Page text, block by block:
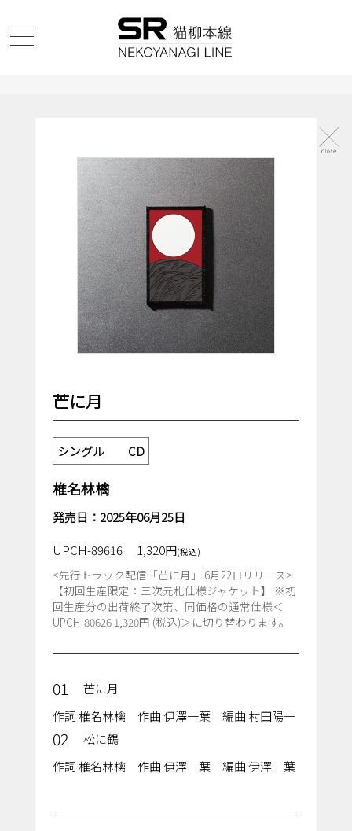
芒に月
シングル CD
椎名林檎
発売日：2025年06月25日
UPCH-89616
1,320円(税込)
<先行トラック配信「芒に月」 6月22日リリース>
【初回生産限定：三次元札仕様ジャケット】 ※初
回生産分の出荷終了次第、同価格の通常仕様＜
UPCH-80626 1,320円 (税込)＞に切り替わります。
01
芒に月
作詞 椎名林檎 作曲 伊澤一葉 編曲 村田陽一
02
松に鶴
作詞 椎名林檎 作曲 伊澤一葉 編曲 伊澤一葉